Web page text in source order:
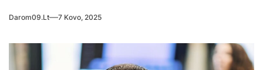
Darom09.lt 7 Kovo, 2025